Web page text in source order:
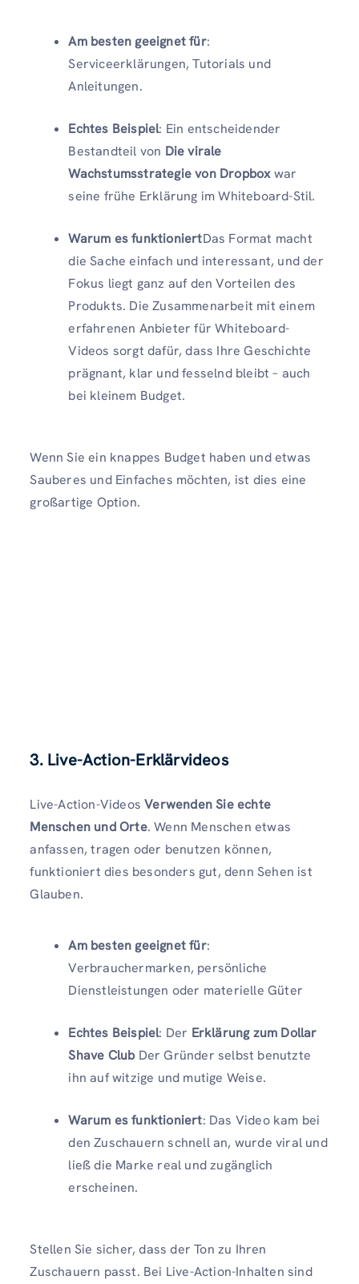
Am besten geeignet für:
Serviceerklärungen, Tutorials und
Anleitungen.
Echtes Beispiel: Ein entscheidender
Bestandteil von Die virale
Wachstumsstrategie von Dropboxwar
seine frühe Erklärung im Whiteboard-Stil.
Warum es funktioniertDas Format macht
die Sache einfach und interessant, und der
Fokus liegt ganz auf den Vorteilen des
Produkts. Die Zusammenarbeit mit einem
erfahrenen Anbieter für Whiteboard-
Videos sorgt dafür, dass Ihre Geschichte
prägnant, klar und fesselnd bleibt – auch
bei kleinem Budget.
Wenn Sie ein knappes Budget haben und etwas
Sauberes und Einfaches möchten, ist dies eine
großartige Option.
3. Live-Action-Erklärvideos
Live-Action-VideosVerwenden Sie echte
Menschen und Orte. Wenn Menschen etwas
anfassen, tragen oder benutzen können,
funktioniert dies besonders gut, denn Sehen ist
Glauben.
Am besten geeignet für:
Verbrauchermarken, persönliche
Dienstleistungen oder materielle Güter
Echtes Beispiel: Der Erklärung zum Dollar
Shave ClubDer Gründer selbst benutzte
ihn auf witzige und mutige Weise.
Warum es funktioniert: Das Video kam bei
den Zuschauern schnell an, wurde viral und
ließ die Marke real und zugänglich
erscheinen.
Stellen Sie sicher, dass der Ton zu Ihren
Zuschauern passt. Bei Live-Action-Inhalten sind